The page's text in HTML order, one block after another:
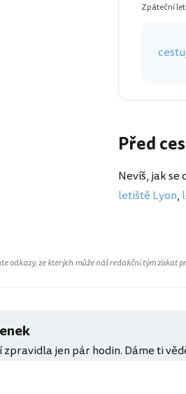
Zpáteční
Před
Nevíš, jak se
letiště Lyon,
odkazy, ze kterých může náš redakční tým získat
jen pár hodin. Dáme ti